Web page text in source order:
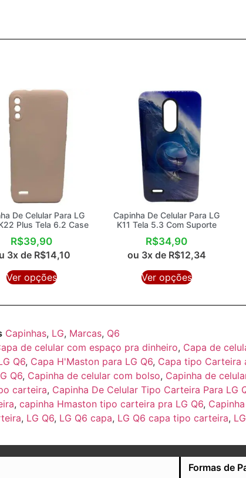
De Celular Para LG
Plus Tela 6.2 Case
R$39,90
3x de R$14,10
Ver opções
Capinha De Celular Para LG
K11 Tela 5.3 Com Suporte
R$34,90
ou 3x de R$12,34
Ver opções
Capinhas, LG, Marcas, Q6
de celular com espaço pra dinheiro, Capa de
Q6, Capa H'Maston para LG Q6, Capa tipo Carteira
Q6, Capinha de celular com bolso, Capinha de
carteira, Capinha De Celular Tipo Carteira Para LG
, capinha Hmaston tipo carteira pra LG Q6,
, LG Q6, LG Q6 capa, LG Q6 capa tipo carteira,
Formas de